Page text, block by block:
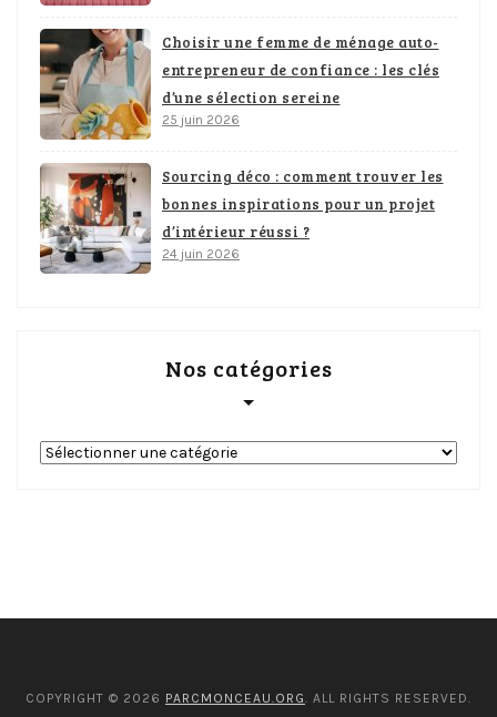
Choisir une femme de ménage auto-
entrepreneur de confiance : les clés
d’une sélection sereine
25 juin 2026
Sourcing déco : comment trouver les
bonnes inspirations pour un projet
d’intérieur réussi ?
24 juin 2026
Nos catégories
COPYRIGHT © 2026 PARCMONCEAU.ORG. ALL RIGHTS RESERVED.